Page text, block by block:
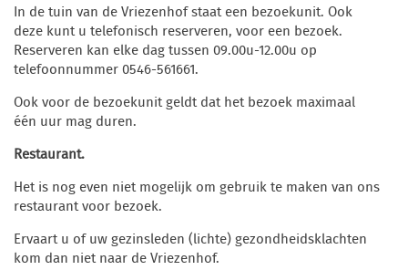
In de tuin van de Vriezenhof staat een bezoekunit. Ook
deze kunt u telefonisch reserveren, voor een bezoek.
Reserveren kan elke dag tussen 09.00u-12.00u op
telefoonnummer 0546-561661.
Ook voor de bezoekunit geldt dat het bezoek maximaal
één uur mag duren.
Restaurant.
Het is nog even niet mogelijk om gebruik te maken van ons
restaurant voor bezoek.
Ervaart u of uw gezinsleden (lichte) gezondheidsklachten
kom dan niet naar de Vriezenhof.